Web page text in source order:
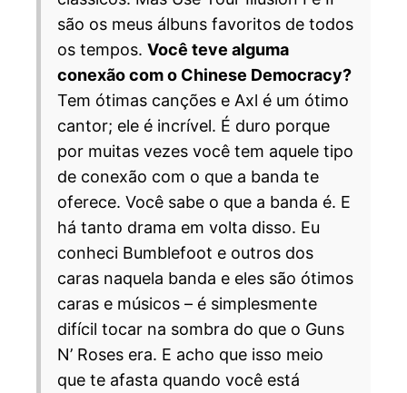
são os meus álbuns favoritos de todos
os tempos. Você teve alguma
conexão com o Chinese Democracy?
Tem ótimas canções e Axl é um ótimo
cantor; ele é incrível. É duro porque
por muitas vezes você tem aquele tipo
de conexão com o que a banda te
oferece. Você sabe o que a banda é. E
há tanto drama em volta disso. Eu
conheci Bumblefoot e outros dos
caras naquela banda e eles são ótimos
caras e músicos – é simplesmente
difícil tocar na sombra do que o Guns
N’ Roses era. E acho que isso meio
que te afasta quando você está